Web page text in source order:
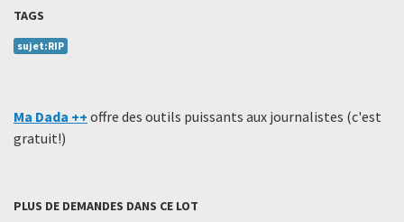
TAGS
sujet:RIP
Ma Dada ++ offre des outils puissants aux journalistes (c'est
gratuit!)
PLUS DE DEMANDES DANS CE LOT